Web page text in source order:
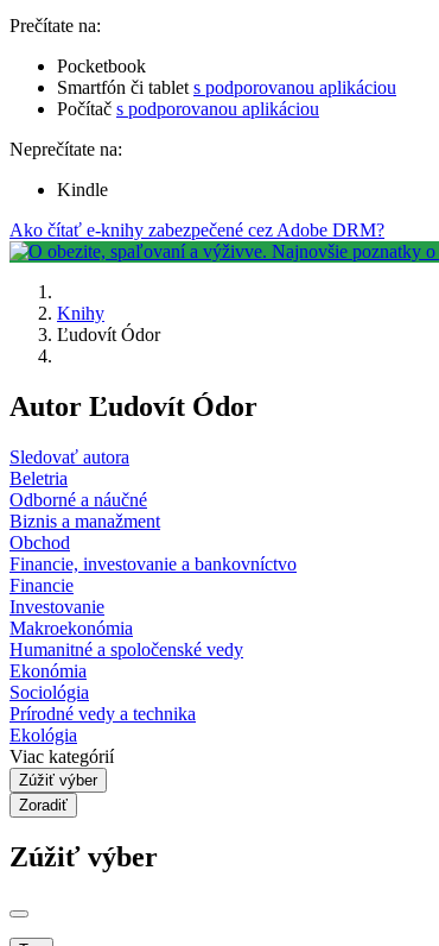
Prečítate na:
Pocketbook
Smartfón či tablet s podporovanou aplikáciou
Počítač s podporovanou aplikáciou
Neprečítate na:
Kindle
Ako čítať e-knihy zabezpečené cez Adobe DRM?
Knihy
Ľudovít Ódor
Autor Ľudovít Ódor
Sledovať autora
Beletria
Odborné a náučné
Biznis a manažment
Obchod
Financie, investovanie a bankovníctvo
Financie
Investovanie
Makroekonómia
Humanitné a spoločenské vedy
Ekonómia
Sociológia
Prírodné vedy a technika
Ekológia
Viac kategórií
Zúžiť výber
Zoradiť
Zúžiť výber